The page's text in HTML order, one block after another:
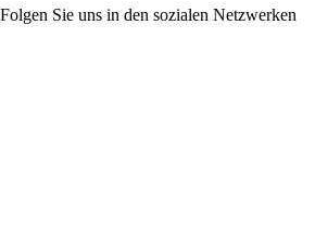
Folgen Sie uns in den sozialen Netzwerken